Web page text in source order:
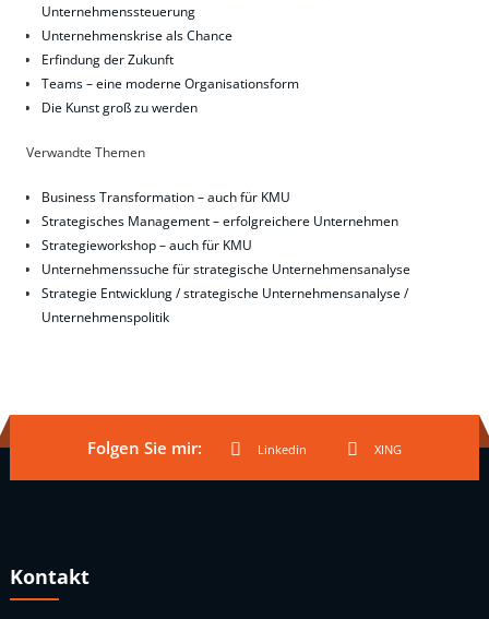
Unternehmenssteuerung
Unternehmenskrise als Chance
Erfindung der Zukunft
Teams – eine moderne Organisationsform
Die Kunst groß zu werden
Verwandte Themen
Business Transformation – auch für KMU
Strategisches Management – erfolgreichere Unternehmen
Strategieworkshop – auch für KMU
Unternehmenssuche für strategische Unternehmensanalyse
Strategie Entwicklung / strategische Unternehmensanalyse /
Unternehmenspolitik
Folgen Sie mir: Linkedin XING
Kontakt